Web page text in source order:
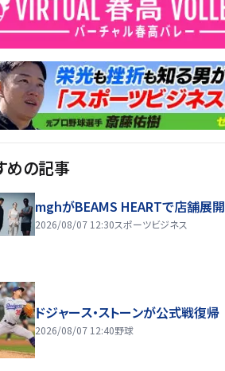
めの記事
mghがBEAMS HEARTで店舗展開
2026/08/07 12:30スポーツビジネス
ドジャース・ストーンが公式戦復帰
2026/08/07 12:40野球